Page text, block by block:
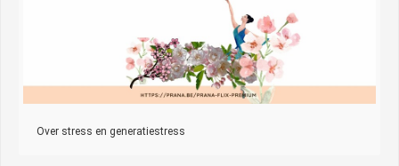
Over stress en generatiestress